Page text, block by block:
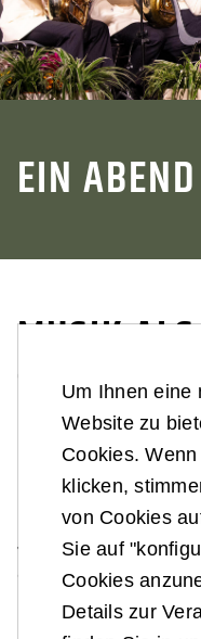
EIN
MUSIK
Das Galakonzert
kommt zwei
Jahrzehnten
ORF‑Aktion „Licht
Hilfsverein „Die
Um Ihnen eine
Website zu
Cookies.
klicken,
von Cookies
Sie auf
Cookies
Details zur